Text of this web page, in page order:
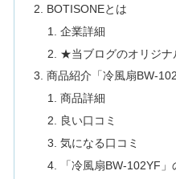
BOTISONEとは
企業詳細
★当ブログのオリジナ
商品紹介「冷風扇BW-
商品詳細
良い口コミ
気になる口コミ
「冷風扇BW-102YF